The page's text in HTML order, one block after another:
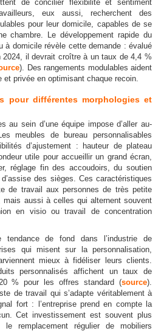
de concilier flexibilité et sentiment
eux aussi, recherchent des
pour leur domicile, capables de se
chambre. Le développement rapide du
à domicile révèle cette demande : évalué
il devrait croître à un taux de 4,4 %
). Des rangements modulables aident
privée en optimisant chaque recoin.
pour différentes morphologies et
au sein d’une équipe impose d’aller au-
meubles de bureau personnalisables
d’ajustement : hauteur de plateau
utile pour accueillir un grand écran,
réglage fin des accoudoirs, du soutien
des sièges. Ces caractéristiques
de travail aux personnes de très petite
mais aussi à celles qui alternent souvent
en visio ou travail de concentration
tendance de fond dans l’industrie de
qui misent sur la personnalisation,
mieux à fidéliser leurs clients.
personnalisés affichent un taux de
% pour les offres standard (source).
de travail qui s’adapte véritablement à
fort : l’entreprise prend en compte la
Cet investissement est souvent plus
remplacement régulier de mobiliers